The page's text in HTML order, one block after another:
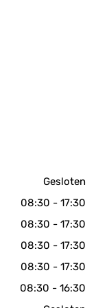
Gesloten
08:30 - 17:30
08:30 - 17:30
08:30 - 17:30
08:30 - 17:30
08:30 - 16:30